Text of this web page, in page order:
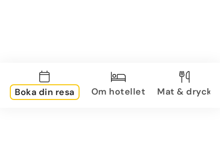
Boka din resa Om hotellet Mat & dryck